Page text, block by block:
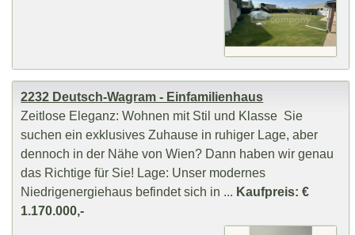
2232 Deutsch-Wagram - Einfamilienhaus
Zeitlose Eleganz: Wohnen mit Stil und Klasse Sie
suchen ein exklusives Zuhause in ruhiger Lage, aber
dennoch in der Nähe von Wien? Dann haben wir genau
das Richtige für Sie! Lage: Unser modernes
Niedrigenergiehaus befindet sich in ... Kaufpreis: €
1.170.000,-